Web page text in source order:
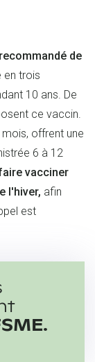
de
en trois
10 ans. De
ce vaccin.
offrent une
6 à 12
vacciner
l'hiver, afin
est